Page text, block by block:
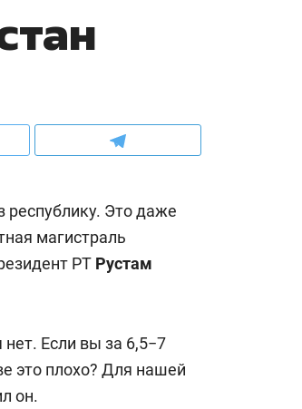
республику. Это даже
магистраль
РТ Рустам
Если вы за 6,5−7
это плохо? Для нашей
он.
цен, дотошных
мастеров
Опыт выживания в дикой
природе, работа